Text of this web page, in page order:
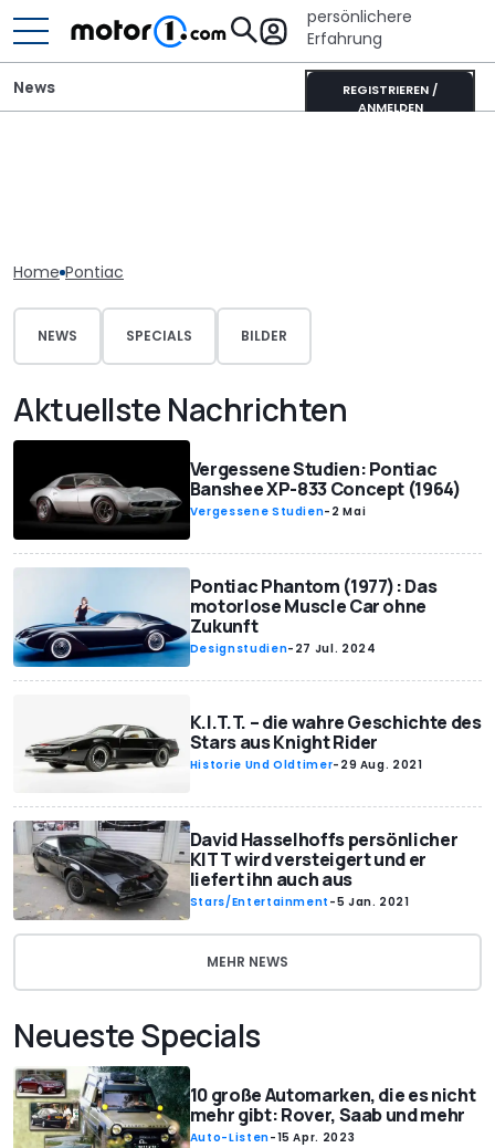
persönlichere
Erfahrung
REGISTRIEREN /
ANMELDEN
News
Home Pontiac
NEWS SPECIALS BILDER
Aktuellste Nachrichten
Vergessene Studien: Pontiac
Banshee XP-833 Concept (1964)
Vergessene Studien- 2 Mai
Pontiac Phantom (1977): Das
motorlose Muscle Car ohne
Zukunft
Designstudien- 27 Jul. 2024
K.I.T.T. – die wahre Geschichte des
Stars aus Knight Rider
Historie Und Oldtimer- 29 Aug. 2021
David Hasselhoffs persönlicher
KITT wird versteigert und er
liefert ihn auch aus
Stars/Entertainment -5 Jan. 2021
MEHR NEWS
Neueste Specials
10 große Automarken, die es nicht
mehr gibt: Rover, Saab und mehr
Auto-Listen-15 Apr. 2023